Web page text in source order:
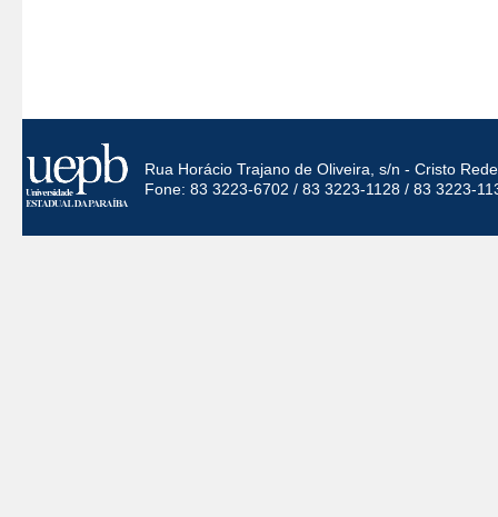
Rua Horácio Trajano de Oliveira, s/n - Cristo
Fone: 83 3223-6702 / 83 3223-1128 / 83 3223-